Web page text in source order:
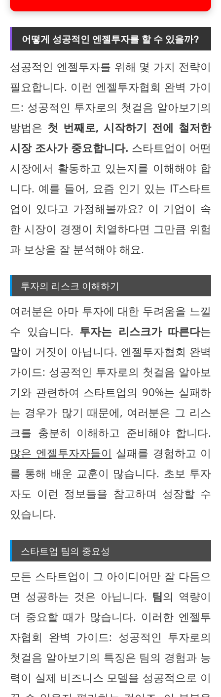
어떻게 성공적인 엔젤투자를 할 수 있을까?
성공적인 엔젤투자를 위해 몇 가지 전략이
필요합니다. 이런 엔젤투자협회 완벽 가이
드: 성공적인 투자로의 첫걸음 알아보기의
방법은 첫 번째로, 시작하기 전에 철저한
시장 조사가 중요합니다. 스타트업이 어떤
시장에서 활동하고 있는지를 이해해야 합
니다. 예를 들어, 요즘 인기 있는 IT스타트
업이 있다고 가정해볼까요? 이 기업이 속
한 시장이 경쟁이 치열하다면 그만큼 위험
과 보상을 잘 분석해야 해요.
투자의 리스크 이해하기
여러분은 아마 투자에 대한 두려움을 느낄
수 있습니다. 투자는 리스크가 따른다는
말이 거짓이 아닙니다. 엔젤투자협회 완벽
가이드: 성공적인 투자로의 첫걸음 알아보
기와 관련하여 스타트업의 90%는 실패하
는 경우가 많기 때문에, 여러분은 그 리스
크를 충분히 이해하고 준비해야 합니다.
많은 엔젤투자자들이 실패를 경험하고 이
를 통해 배운 교훈이 많습니다. 초보 투자
자도 이런 정보들을 참고하며 성장할 수
있습니다.
스타트업 팀의 중요성
모든 스타트업이 그 아이디어만 잘 다듬으
면 성공하는 것은 아닙니다. 팀의 역량이
더 중요할 때가 많습니다. 이러한 엔젤투
자협회 완벽 가이드: 성공적인 투자로의
첫걸음 알아보기의 특징은 팀의 경험과 능
력이 실제 비즈니스 모델을 성공적으로 이